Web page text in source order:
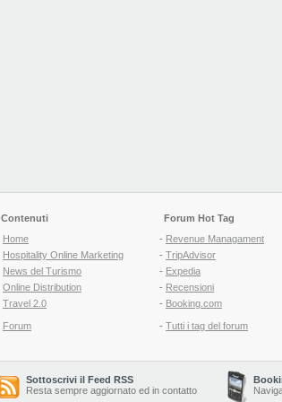
Contenuti
Home
Hospitality Online Marketing
News del Turismo
Online Distribution
Travel 2.0
Forum
Forum Hot Tag
- Revenue Managament
- TripAdvisor
- Expedia
- Recensioni
- Booking.com
- Tutti i tag del forum
Sottoscrivi il Feed RSS
Resta sempre aggiornato ed in contatto